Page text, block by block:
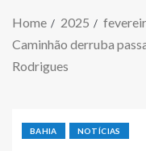
Home 2025
Caminhão derruba
Rodrigues
BAHIA NOTÍCIAS